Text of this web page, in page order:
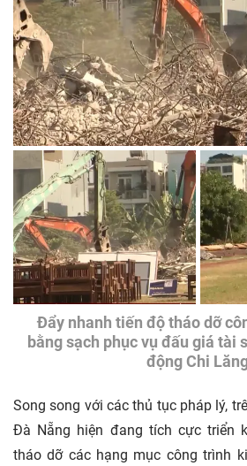
Đẩy nhanh tiến độ tháo dỡ
bằng sạch phục vụ đấu giá tài
động Chi
Song song với các thủ tục pháp lý,
Đà Nẵng hiện đang tích cực triển
tháo dỡ các hạng mục công trình